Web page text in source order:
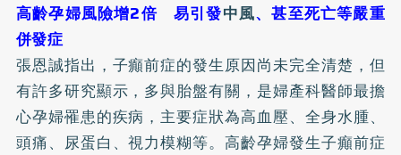
高齡孕婦風險增2倍 易引發中風、甚至死亡等嚴重
併發症
張恩誠指出，子癲前症的發生原因尚未完全清楚，但
有許多研究顯示，多與胎盤有關，是婦產科醫師最擔
心孕婦罹患的疾病，主要症狀為高血壓、全身水腫、
頭痛、尿蛋白、視力模糊等。高齡孕婦發生子癲前症